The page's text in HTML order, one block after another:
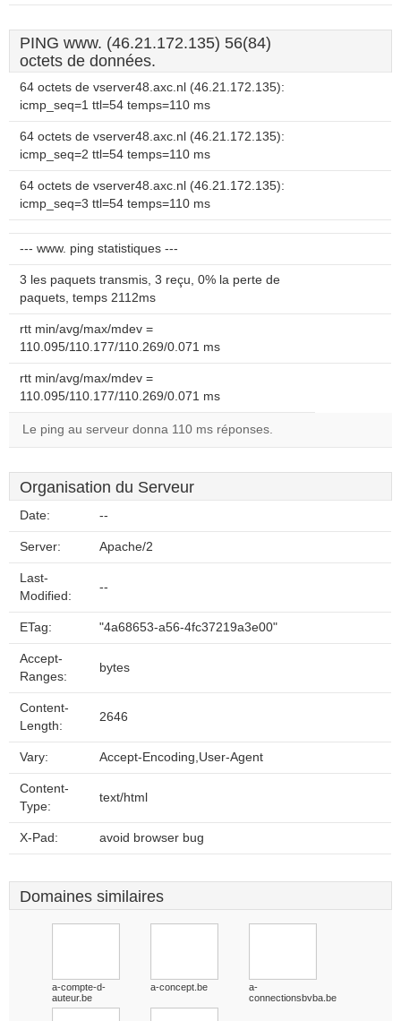
PING www. (46.21.172.135) 56(84)
octets de données.
64 octets de vserver48.axc.nl (46.21.172.135):
icmp_seq=1 ttl=54 temps=110 ms
64 octets de vserver48.axc.nl (46.21.172.135):
icmp_seq=2 ttl=54 temps=110 ms
64 octets de vserver48.axc.nl (46.21.172.135):
icmp_seq=3 ttl=54 temps=110 ms
--- www. ping statistiques ---
3 les paquets transmis, 3 reçu, 0% la perte de
paquets, temps 2112ms
rtt min/avg/max/mdev =
110.095/110.177/110.269/0.071 ms
rtt min/avg/max/mdev =
110.095/110.177/110.269/0.071 ms
Le ping au serveur donna 110 ms réponses.
Organisation du Serveur
Date: --
Server: Apache/2
Last-
Modified:
--
ETag: "4a68653-a56-4fc37219a3e00"
Accept-
Ranges:
bytes
Content-
Length:
2646
Vary: Accept-Encoding,User-Agent
Content-
Type:
text/html
X-Pad: avoid browser bug
Domaines similaires
a-compte-d-
auteur.be
a-concept.be
a-
connectionsbvba.be